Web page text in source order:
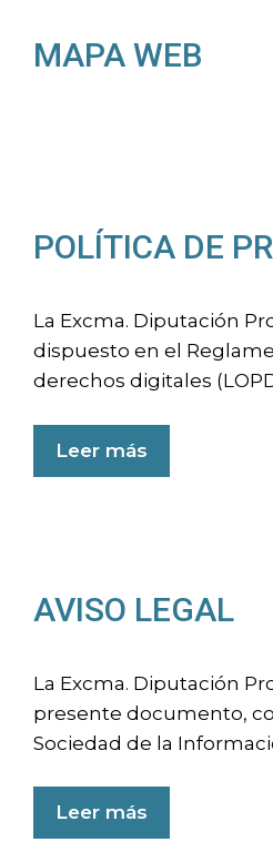
MAPA WEB
POLÍTICA DE
La Excma. Diputación
dispuesto en el
derechos digitales
Leer más
AVISO LEGAL
La Excma. Diputación
presente documento,
Sociedad de la
Leer más